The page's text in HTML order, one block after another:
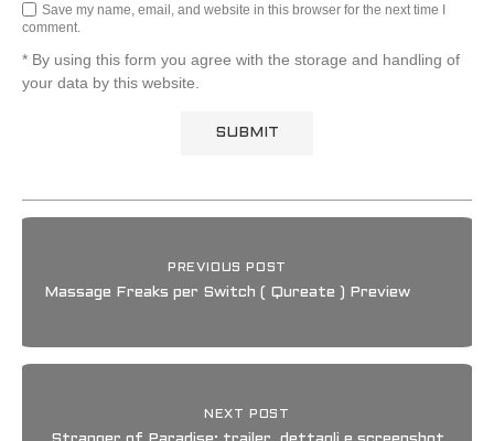
Save my name, email, and website in this browser for the next time I
comment.
* By using this form you agree with the storage and handling of
your data by this website.
PREVIOUS POST
Massage Freaks per Switch ( Qureate ) Preview
NEXT POST